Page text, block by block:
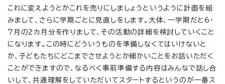
これに変えようとかこれを売りにしましょうというように計画を組
みまして、さらに学期ごとに見直しをします。大体、一学期だと6・
7月の2カ月分を作りまして、その活動の詳細を検討していくこと
になります。この時にどういうものを準備しなくてはいけないと
か、子どもたちにどこまでさせようとか細かいことをお話いただく
ことができますので、なるべく事前準備する内容はみんなで話し合
いして、共通理解をしていただいてスタートするというのが一番ス